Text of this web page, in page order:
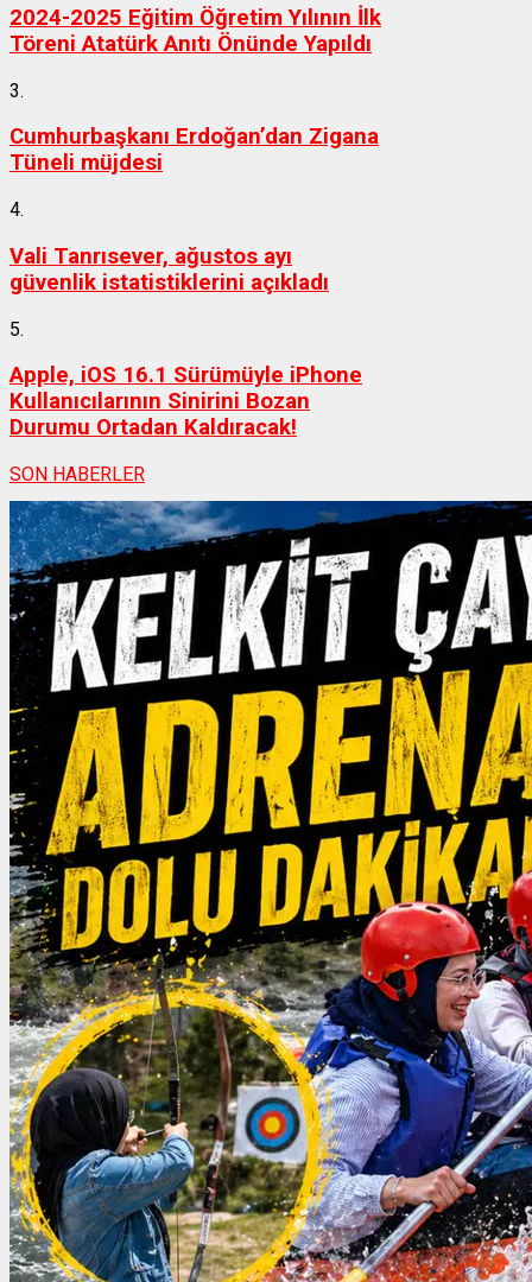
2024-2025 Eğitim Öğretim Yılının İlk
Töreni Atatürk Anıtı Önünde Yapıldı
3.
Cumhurbaşkanı Erdoğan’dan Zigana
Tüneli müjdesi
4.
Vali Tanrısever, ağustos ayı
güvenlik istatistiklerini açıkladı
5.
Apple, iOS 16.1 Sürümüyle iPhone
Kullanıcılarının Sinirini Bozan
Durumu Ortadan Kaldıracak!
SON HABERLER